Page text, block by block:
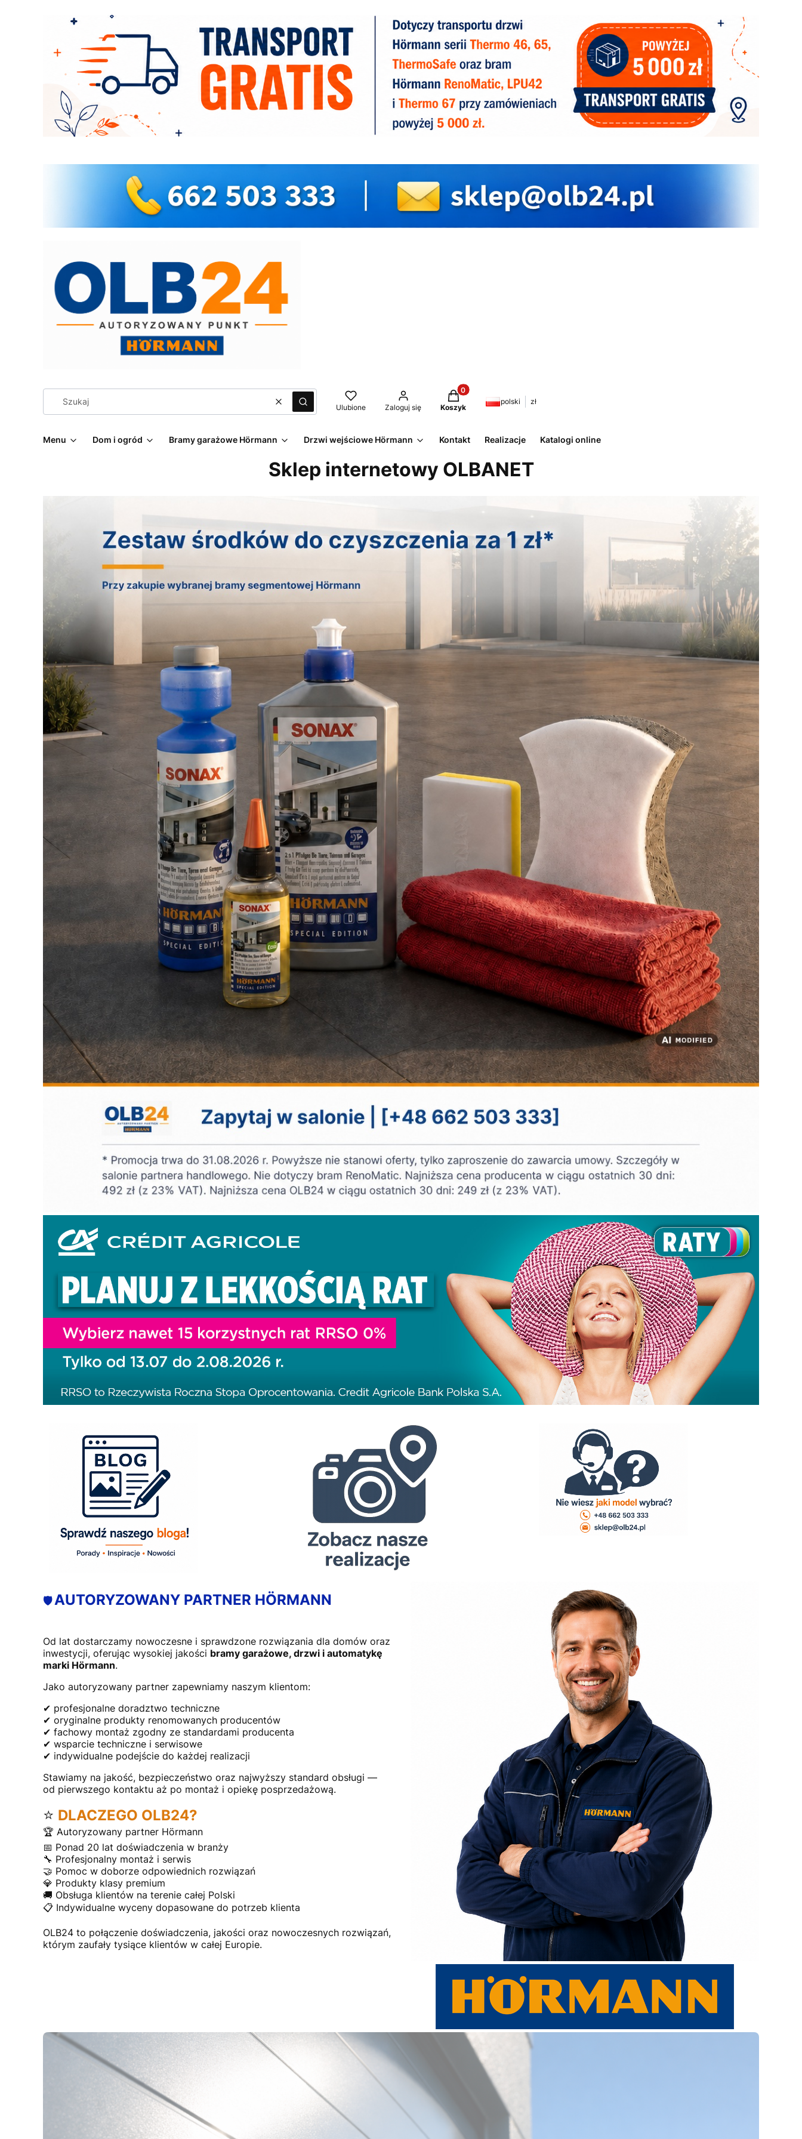
WyczyśćSzukaj Ulubione Zaloguj się
Produkty w koszyku: 0. Zobacz szczegóły
Koszyk
polski zł
Menu Dom i ogród Bramy garażowe Hörmann Drzwi wejściowe Hörmann Kontakt Realizacje Katalogi online
Sklep internetowy OLBANET
🛡️AUTORYZOWANY PARTNER HÖRMANN
Od lat dostarczamy nowoczesne i sprawdzone rozwiązania dla domów oraz
inwestycji, oferując wysokiej jakości bramy garażowe, drzwi i automatykę
marki Hörmann.
Jako autoryzowany partner zapewniamy naszym klientom:
✔ profesjonalne doradztwo techniczne
✔ oryginalne produkty renomowanych producentów
✔ fachowy montaż zgodny ze standardami producenta
✔ wsparcie techniczne i serwisowe
✔ indywidualne podejście do każdej realizacji
Stawiamy na jakość, bezpieczeństwo oraz najwyższy standard obsługi —
od pierwszego kontaktu aż po montaż i opiekę posprzedażową.
⭐ DLACZEGO OLB24?
🏆 Autoryzowany partner Hörmann
📅 Ponad 20 lat doświadczenia w branży
🔧 Profesjonalny montaż i serwis
🤝 Pomoc w doborze odpowiednich rozwiązań
💎 Produkty klasy premium
🚚 Obsługa klientów na terenie całej Polski
📋 Indywidualne wyceny dopasowane do potrzeb klienta
OLB24 to połączenie doświadczenia, jakości oraz nowoczesnych rozwiązań,
którym zaufały tysiące klientów w całej Europie.